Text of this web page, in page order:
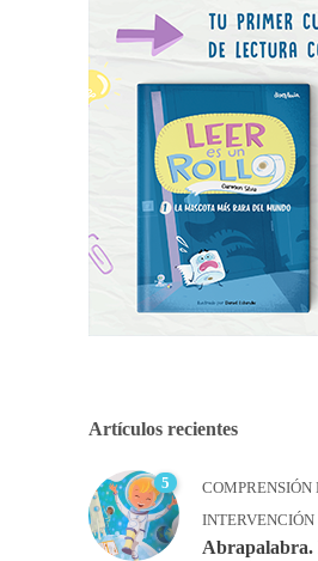
Artículos recientes
5 COMPRENSIÓN
INTERVENCIÓN
Abrapalabra.